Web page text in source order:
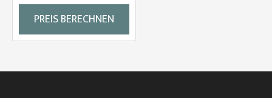
PREIS BERECHNEN